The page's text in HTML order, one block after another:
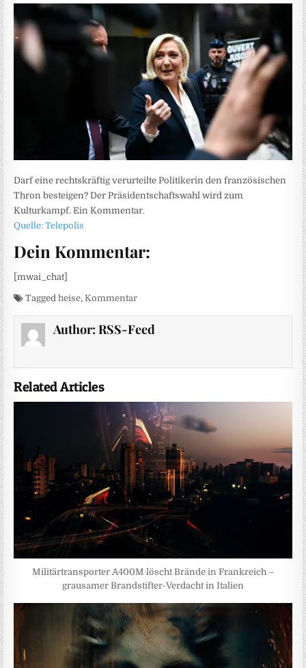
Darf eine rechtskräftig verurteilte Politikerin den französischen
Thron besteigen? Der Präsidentschaftswahl wird zum
Kulturkampf. Ein Kommentar.
Quelle: Telepolis
Dein Kommentar:
[mwai_chat]
Taggedheise,Kommentar
Author: RSS-Feed
Related Articles
Militärtransporter A400M löscht Brände in Frankreich –
grausamer Brandstifter-Verdacht in Italien